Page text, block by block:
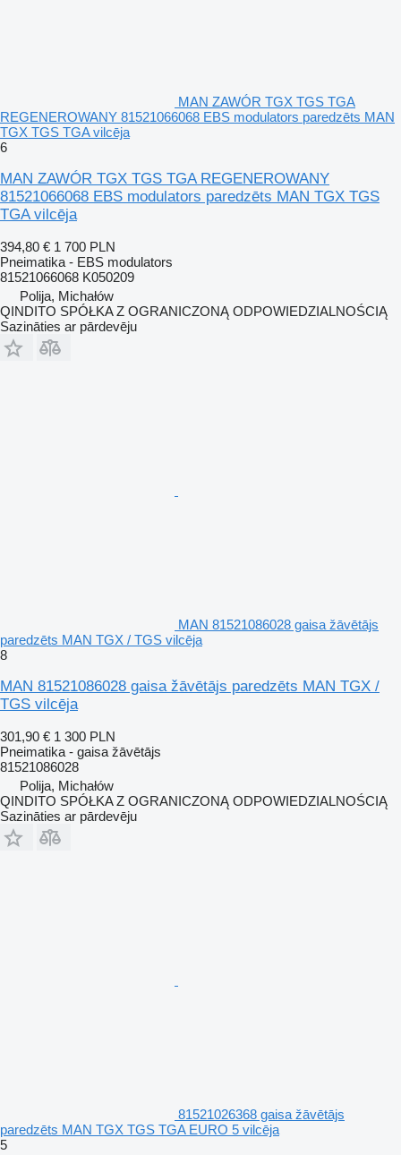
MAN ZAWÓR TGX TGS TGA
REGENEROWANY 81521066068 EBS modulators paredzēts MAN
TGX TGS TGA vilcēja
6
MAN ZAWÓR TGX TGS TGA REGENEROWANY
81521066068 EBS modulators paredzēts MAN TGX TGS
TGA vilcēja
394,80 € 1 700 PLN
Pneimatika - EBS modulators
81521066068 K050209
Polija, Michałów
QINDITO SPÓŁKA Z OGRANICZONĄ ODPOWIEDZIALNOŚCIĄ
Sazināties ar pārdevēju
MAN 81521086028 gaisa žāvētājs
paredzēts MAN TGX / TGS vilcēja
8
MAN 81521086028 gaisa žāvētājs paredzēts MAN TGX /
TGS vilcēja
301,90 € 1 300 PLN
Pneimatika - gaisa žāvētājs
81521086028
Polija, Michałów
QINDITO SPÓŁKA Z OGRANICZONĄ ODPOWIEDZIALNOŚCIĄ
Sazināties ar pārdevēju
81521026368 gaisa žāvētājs
paredzēts MAN TGX TGS TGA EURO 5 vilcēja
5